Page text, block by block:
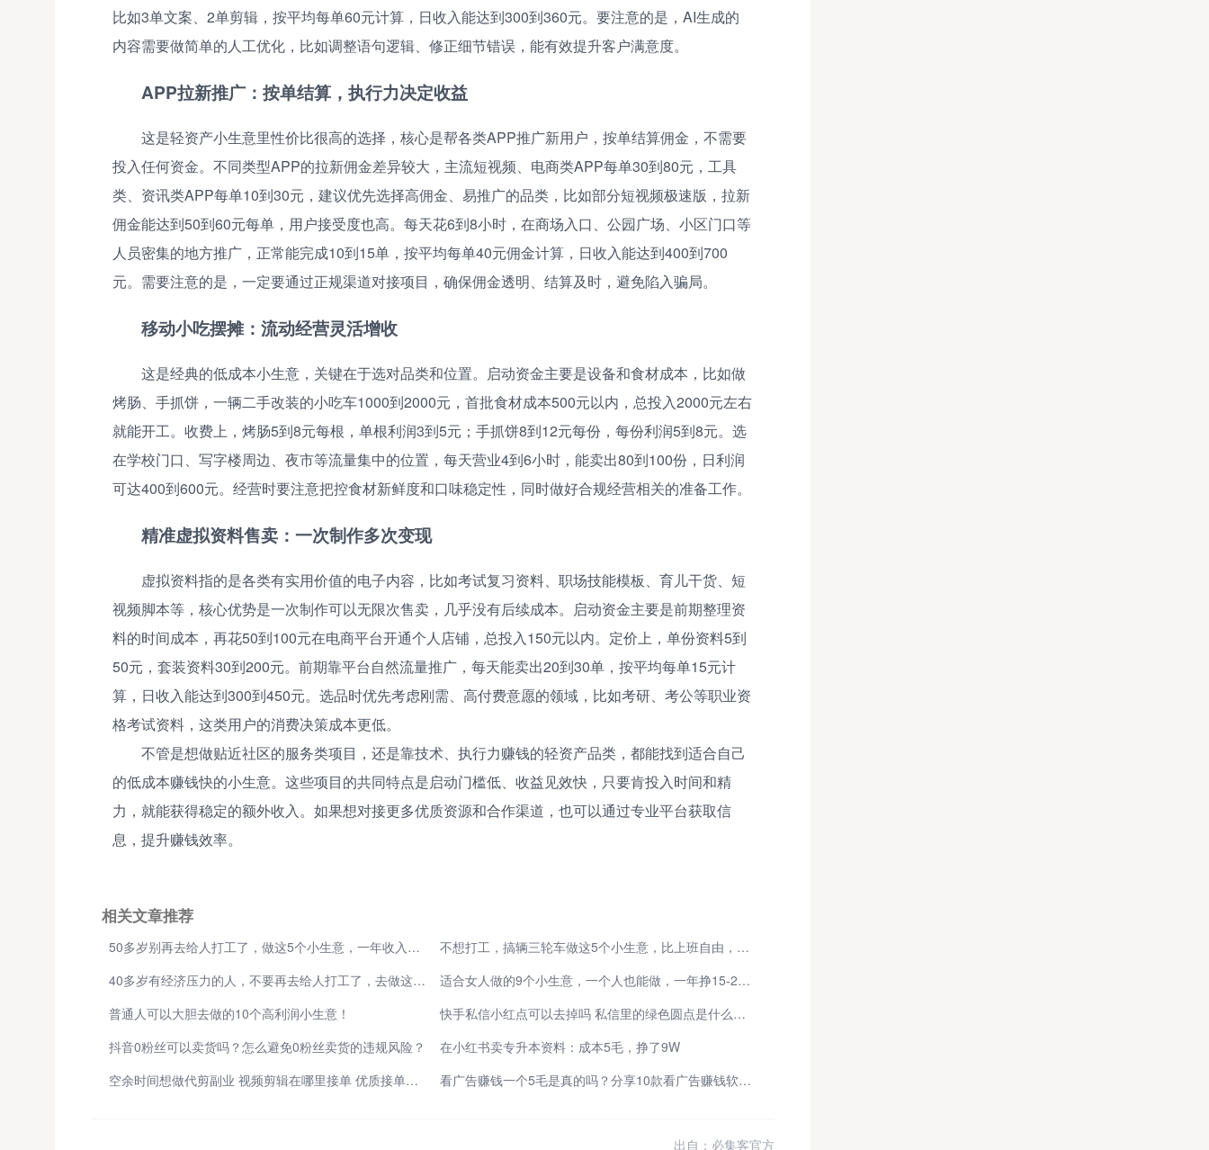
比如3单文案、2单剪辑，按平均每单60元计算，日收入能达到300到360元。要注意的是，AI生成的
内容需要做简单的人工优化，比如调整语句逻辑、修正细节错误，能有效提升客户满意度。
APP拉新推广：按单结算，执行力决定收益
这是轻资产小生意里性价比很高的选择，核心是帮各类APP推广新用户，按单结算佣金，不需要
投入任何资金。不同类型APP的拉新佣金差异较大，主流短视频、电商类APP每单30到80元，工具
类、资讯类APP每单10到30元，建议优先选择高佣金、易推广的品类，比如部分短视频极速版，拉新
佣金能达到50到60元每单，用户接受度也高。每天花6到8小时，在商场入口、公园广场、小区门口等
人员密集的地方推广，正常能完成10到15单，按平均每单40元佣金计算，日收入能达到400到700
元。需要注意的是，一定要通过正规渠道对接项目，确保佣金透明、结算及时，避免陷入骗局。
移动小吃摆摊：流动经营灵活增收
这是经典的低成本小生意，关键在于选对品类和位置。启动资金主要是设备和食材成本，比如做
烤肠、手抓饼，一辆二手改装的小吃车1000到2000元，首批食材成本500元以内，总投入2000元左右
就能开工。收费上，烤肠5到8元每根，单根利润3到5元；手抓饼8到12元每份，每份利润5到8元。选
在学校门口、写字楼周边、夜市等流量集中的位置，每天营业4到6小时，能卖出80到100份，日利润
可达400到600元。经营时要注意把控食材新鲜度和口味稳定性，同时做好合规经营相关的准备工作。
精准虚拟资料售卖：一次制作多次变现
虚拟资料指的是各类有实用价值的电子内容，比如考试复习资料、职场技能模板、育儿干货、短
视频脚本等，核心优势是一次制作可以无限次售卖，几乎没有后续成本。启动资金主要是前期整理资
料的时间成本，再花50到100元在电商平台开通个人店铺，总投入150元以内。定价上，单份资料5到
50元，套装资料30到200元。前期靠平台自然流量推广，每天能卖出20到30单，按平均每单15元计
算，日收入能达到300到450元。选品时优先考虑刚需、高付费意愿的领域，比如考研、考公等职业资
格考试资料，这类用户的消费决策成本更低。
不管是想做贴近社区的服务类项目，还是靠技术、执行力赚钱的轻资产品类，都能找到适合自己
的低成本赚钱快的小生意。这些项目的共同特点是启动门槛低、收益见效快，只要肯投入时间和精
力，就能获得稳定的额外收入。如果想对接更多优质资源和合作渠道，也可以通过专业平台获取信
息，提升赚钱效率。
相关文章推荐
50多岁别再去给人打工了，做这5个小生意，一年收入15-18万
不想打工，搞辆三轮车做这5个小生意，比上班自由，赚钱还不少
40多岁有经济压力的人，不要再去给人打工了，去做这5个小生意，一年不少挣还轻松自由
适合女人做的9个小生意，一个人也能做，一年挣15-20万！
普通人可以大胆去做的10个高利润小生意！
快手私信小红点可以去掉吗 私信里的绿色圆点是什么意思
抖音0粉丝可以卖货吗？怎么避免0粉丝卖货的违规风险？
在小红书卖专升本资料：成本5毛，挣了9W
空余时间想做代剪副业 视频剪辑在哪里接单 优质接单渠道整理
看广告赚钱一个5毛是真的吗？分享10款看广告赚钱软件APP，让你轻松赚钱
出自：必集客官方